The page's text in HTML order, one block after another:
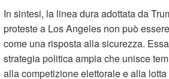
In sintesi, la linea dura adottata da
proteste a Los Angeles non può
come una risposta alla sicurezza.
strategia politica ampia che unisce
alla competizione elettorale e alla